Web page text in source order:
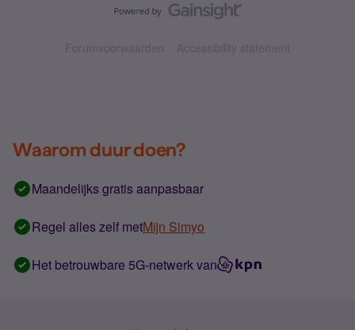
Forumvoorwaarden Accessibility statement
Waarom duur doen?
Maandelijks gratis aanpasbaar
Regel alles zelf metMijn Simyo
Het betrouwbare 5G-netwerk van